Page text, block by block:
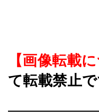
【画像転載
て転載禁止で